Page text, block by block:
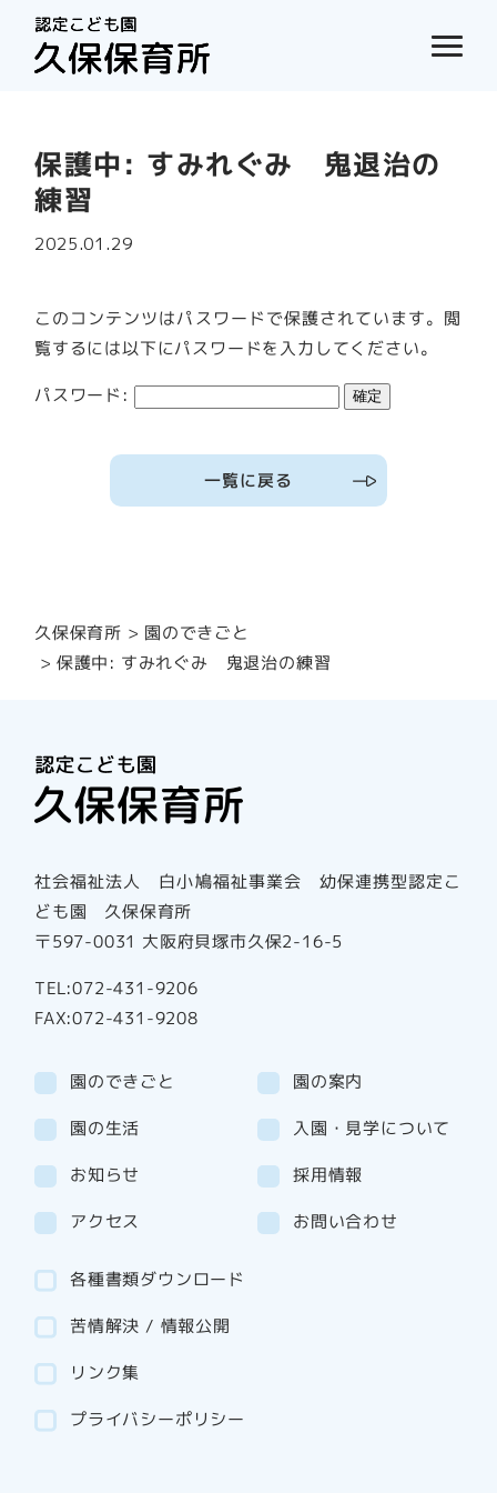
保護中: すみれぐみ 鬼退治の
練習
2025.01.29
このコンテンツはパスワードで保護されています。閲
覧するには以下にパスワードを入力してください。
パスワード:
一覧に戻る
久保保育所 園のできごと
保護中: すみれぐみ 鬼退治の練習
社会福祉法人 白小鳩福祉事業会 幼保連携型認定こ
ども園 久保保育所
〒597-0031 大阪府貝塚市久保2-16-5
TEL:072-431-9206
FAX:072-431-9208
園のできごと 園の案内
園の生活 入園・見学について
お知らせ
採用情報
アクセス
お問い合わせ
各種書類ダウンロード
苦情解決 / 情報公開
リンク集
プライバシーポリシー